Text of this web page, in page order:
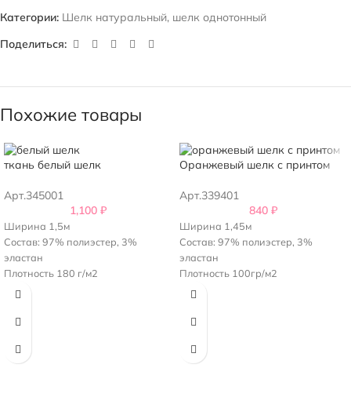
Категории: Шелк натуральный, шелк однотонный
Поделиться:
Похожие товары
ткань белый шелк
Арт.345001
1,100 ₽
Ширина 1,5м
Состав: 97% полиэстер, 3%
эластан
Плотность 180 г/м2
Оранжевый шелк с принтом
Арт.339401
840 ₽
Ширина 1,45м
Состав: 97% полиэстер, 3%
эластан
Плотность 100гр/м2